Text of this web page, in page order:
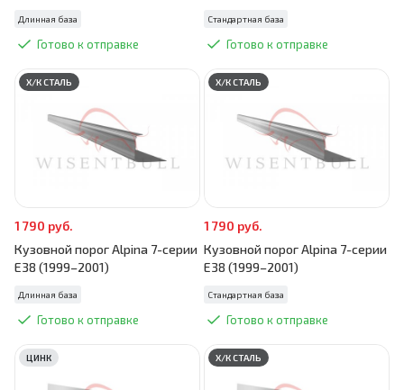
Длинная база
Готово к отправке
Стандартная база
Готово к отправке
1 790 руб.
Кузовной порог Alpina 7-серии
E38 (1999–2001)
Длинная база
Готово к отправке
Х/К СТАЛЬ
1 790 руб.
Кузовной порог Alpina 7-серии
E38 (1999–2001)
Стандартная база
Готово к отправке
Х/К СТАЛЬ
ЦИНК Х/К СТАЛЬ